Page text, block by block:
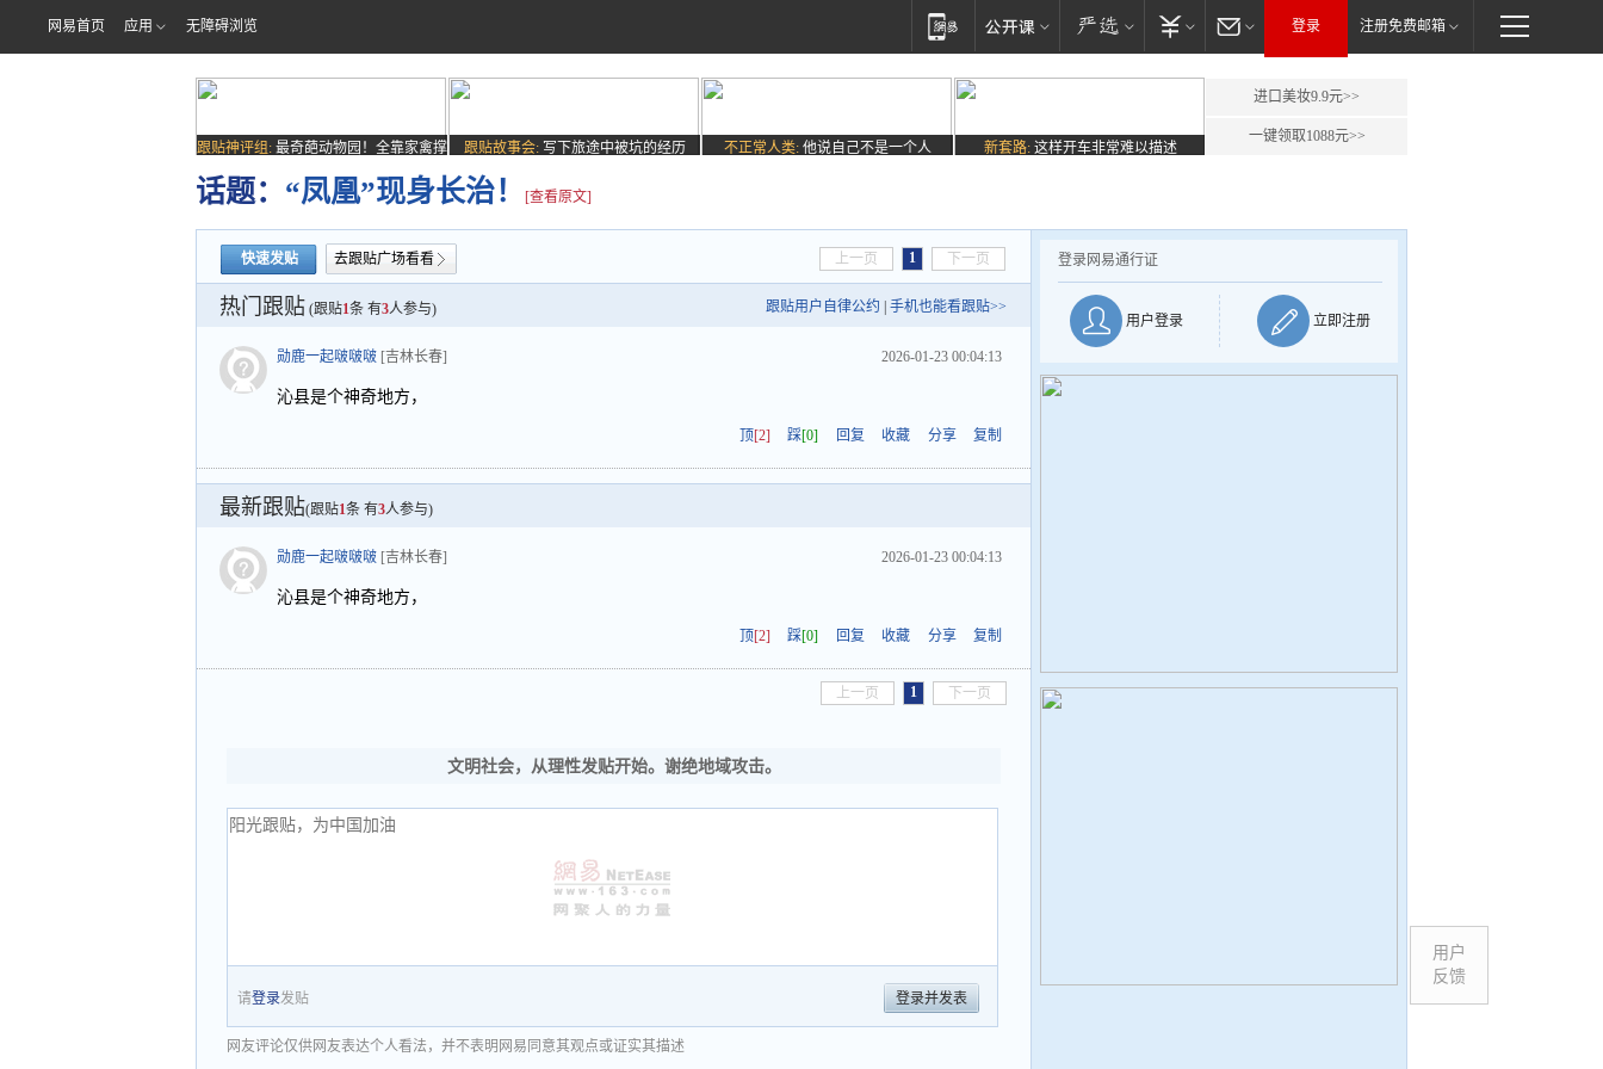
网易首页 应用 无障碍浏览 登录 注册免费邮箱
跟贴神评组: 最奇葩动物园！全靠家禽撑
场子
跟贴故事会: 写下旅途中被坑的经历 不正常人类: 他说自己不是一个人 新套路: 这样开车非常难以描述
进口美妆9.9元>>
一键领取1088元>>
话题： “凤凰”现身长治！ [查看原文]
快速发贴 去跟贴广场看看 上一页 1 下一页
热门跟贴 (跟贴1条 有3人参与) 跟贴用户自律公约 手机也能看跟贴>>
勋鹿一起啵啵啵 [吉林长春] 2026-01-23 00:04:13
沁县是个神奇地方，
顶[2] 踩[0] 回复 收藏 分享 复制
最新跟贴(跟贴1条 有3人参与)
勋鹿一起啵啵啵 [吉林长春] 2026-01-23 00:04:13
沁县是个神奇地方，
顶[2] 踩[0] 回复 收藏 分享 复制
上一页 1 下一页
文明社会，从理性发贴开始。谢绝地域攻击。
请登录发贴 登录并发表
网友评论仅供网友表达个人看法，并不表明网易同意其观点或证实其描述
登录网易通行证
用户登录 立即注册
用户
反馈